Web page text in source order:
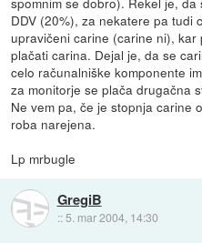
DDV (20%), za nekatere pa tudi
upravičeni carine (carine ni),
plačati carina. Dejal je, da se
celo računalniške komponente
za monitorje se plača drugačna
Ne vem pa, če je stopnja carine
roba narejena.
Lp mrbugle
GregiB
:: 5. mar 2004, 14:30